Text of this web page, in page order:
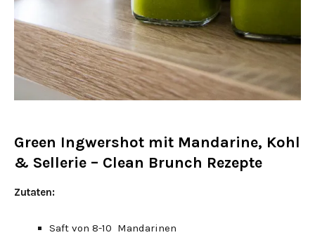
Green Ingwershot mit Mandarine, Kohl
& Sellerie – Clean Brunch Rezepte
Zutaten:
Saft von 8-10 Mandarinen